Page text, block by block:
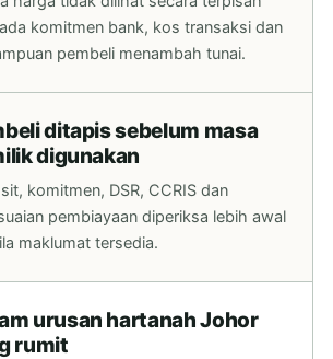
komitmen bank, kos transaksi dan
pembeli menambah tunai.
ditapis sebelum masa
digunakan
komitmen, DSR, CCRIS dan
pembiayaan diperiksa lebih awal
maklumat tersedia.
urusan hartanah Johor
rumit